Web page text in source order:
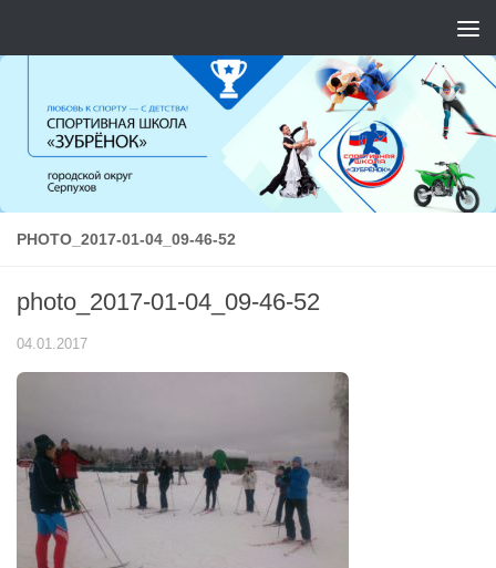
PHOTO_2017-01-04_09-46-52
photo_2017-01-04_09-46-52
04.01.2017